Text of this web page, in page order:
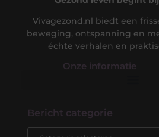
Vivagezond.nl biedt een
beweging, ontspanning en
échte verhalen en
Onze informatie​
Bericht categorie